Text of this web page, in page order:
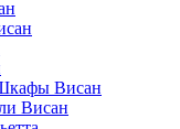
Висан
Висан